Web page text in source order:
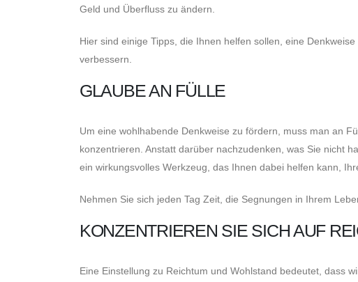
Geld und Überfluss zu ändern.
Hier sind einige Tipps, die Ihnen helfen sollen, eine
verbessern.
GLAUBE AN FÜLLE
Um eine wohlhabende Denkweise zu fördern, muss man an
konzentrieren. Anstatt darüber nachzudenken, was Sie nicht
ein wirkungsvolles Werkzeug, das Ihnen dabei helfen kann,
Nehmen Sie sich jeden Tag Zeit, die Segnungen in Ihrem
KONZENTRIEREN SIE SICH AUF
Eine Einstellung zu Reichtum und Wohlstand bedeutet, dass